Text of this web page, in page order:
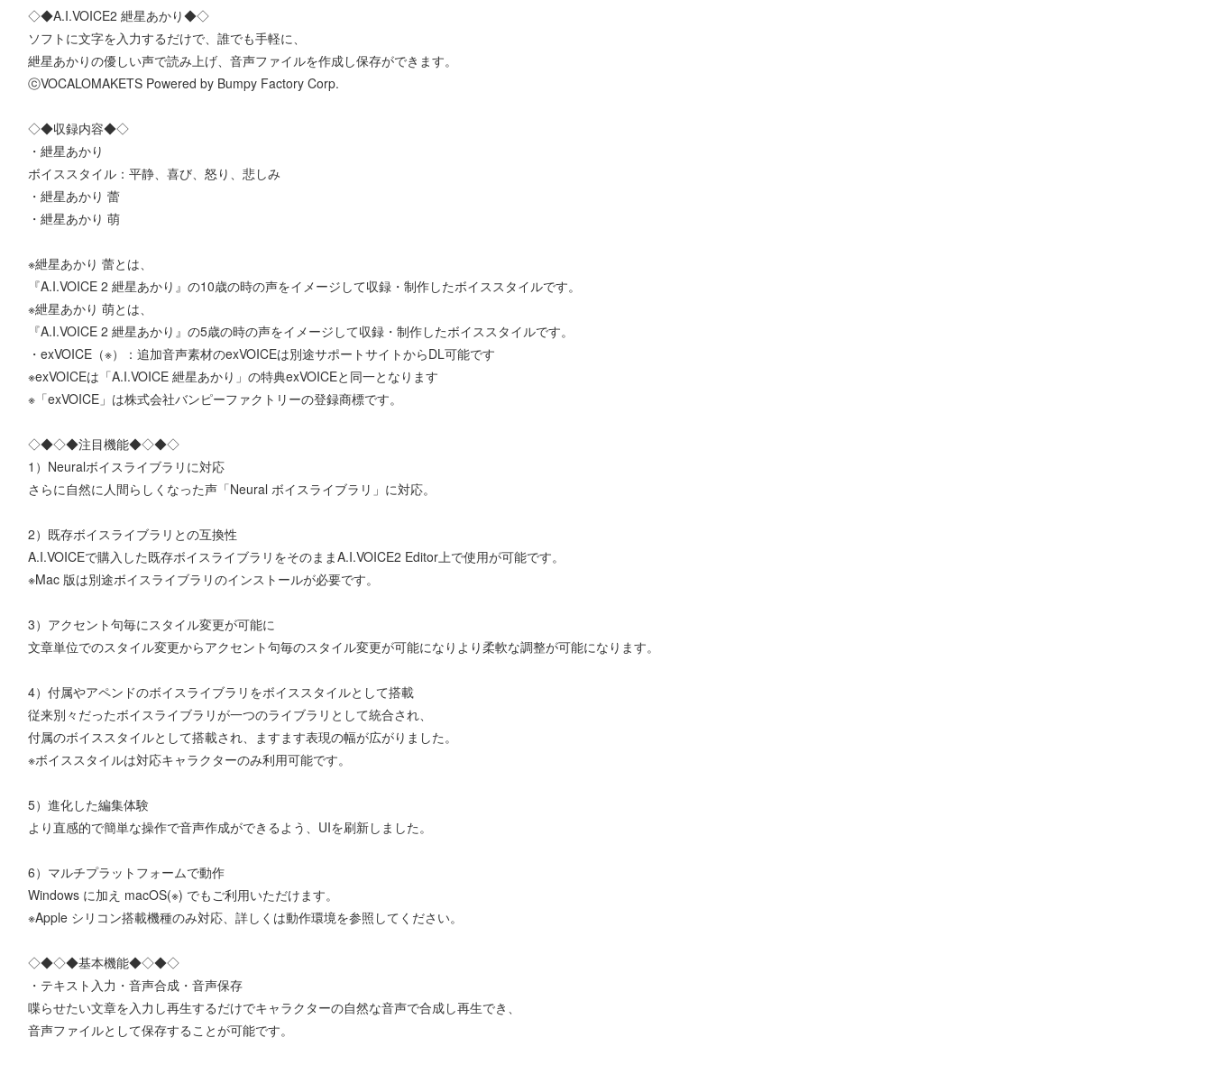
◇◆A.I.VOICE2 紲星あかり◆◇
ソフトに文字を入力するだけで、誰でも手軽に、
紲星あかりの優しい声で読み上げ、音声ファイルを作成し保存ができます。
ⓒVOCALOMAKETS Powered by Bumpy Factory Corp.
◇◆収録内容◆◇
・紲星あかり
ボイススタイル：平静、喜び、怒り、悲しみ
・紲星あかり 蕾
・紲星あかり 萌
※紲星あかり 蕾とは、
『A.I.VOICE 2 紲星あかり』の10歳の時の声をイメージして収録・制作したボイススタイルです。
※紲星あかり 萌とは、
『A.I.VOICE 2 紲星あかり』の5歳の時の声をイメージして収録・制作したボイススタイルです。
・exVOICE（※）：追加音声素材のexVOICEは別途サポートサイトからDL可能です
※exVOICEは「A.I.VOICE 紲星あかり」の特典exVOICEと同一となります
※「exVOICE」は株式会社バンピーファクトリーの登録商標です。
◇◆◇◆注目機能◆◇◆◇
1）Neuralボイスライブラリに対応
さらに自然に人間らしくなった声「Neural ボイスライブラリ」に対応。
2）既存ボイスライブラリとの互換性
A.I.VOICEで購入した既存ボイスライブラリをそのままA.I.VOICE2 Editor上で使用が可能です。
※Mac 版は別途ボイスライブラリのインストールが必要です。
3）アクセント句毎にスタイル変更が可能に
文章単位でのスタイル変更からアクセント句毎のスタイル変更が可能になりより柔軟な調整が可能になります。
4）付属やアペンドのボイスライブラリをボイススタイルとして搭載
従来別々だったボイスライブラリが一つのライブラリとして統合され、
付属のボイススタイルとして搭載され、ますます表現の幅が広がりました。
※ボイススタイルは対応キャラクターのみ利用可能です。
5）進化した編集体験
より直感的で簡単な操作で音声作成ができるよう、UIを刷新しました。
6）マルチプラットフォームで動作
Windows に加え macOS(※) でもご利用いただけます。
※Apple シリコン搭載機種のみ対応、詳しくは動作環境を参照してください。
◇◆◇◆基本機能◆◇◆◇
・テキスト入力・音声合成・音声保存
喋らせたい文章を入力し再生するだけでキャラクターの自然な音声で合成し再生でき、
音声ファイルとして保存することが可能です。